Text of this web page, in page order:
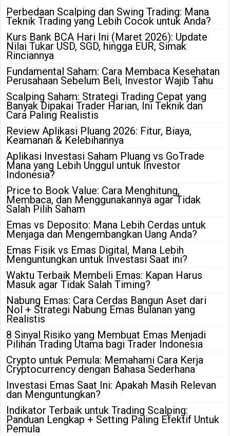
Perbedaan Scalping dan Swing Trading: Mana
Teknik Trading yang Lebih Cocok untuk Anda?
Kurs Bank BCA Hari Ini (Maret 2026): Update
Nilai Tukar USD, SGD, hingga EUR, Simak
Rinciannya
Fundamental Saham: Cara Membaca Kesehatan
Perusahaan Sebelum Beli, Investor Wajib Tahu
Scalping Saham: Strategi Trading Cepat yang
Banyak Dipakai Trader Harian, Ini Teknik dan
Cara Paling Realistis
Review Aplikasi Pluang 2026: Fitur, Biaya,
Keamanan & Kelebihannya
Aplikasi Investasi Saham Pluang vs GoTrade
Mana yang Lebih Unggul untuk Investor
Indonesia?
Price to Book Value: Cara Menghitung,
Membaca, dan Menggunakannya agar Tidak
Salah Pilih Saham
Emas vs Deposito: Mana Lebih Cerdas untuk
Menjaga dan Mengembangkan Uang Anda?
Emas Fisik vs Emas Digital, Mana Lebih
Menguntungkan untuk Investasi Saat ini?
Waktu Terbaik Membeli Emas: Kapan Harus
Masuk agar Tidak Salah Timing?
Nabung Emas: Cara Cerdas Bangun Aset dari
Nol + Strategi Nabung Emas Bulanan yang
Realistis
8 Sinyal Risiko yang Membuat Emas Menjadi
Pilihan Trading Utama bagi Trader Indonesia
Crypto untuk Pemula: Memahami Cara Kerja
Cryptocurrency dengan Bahasa Sederhana
Investasi Emas Saat Ini: Apakah Masih Relevan
dan Menguntungkan?
Indikator Terbaik untuk Trading Scalping:
Panduan Lengkap + Setting Paling Efektif Untuk
Pemula